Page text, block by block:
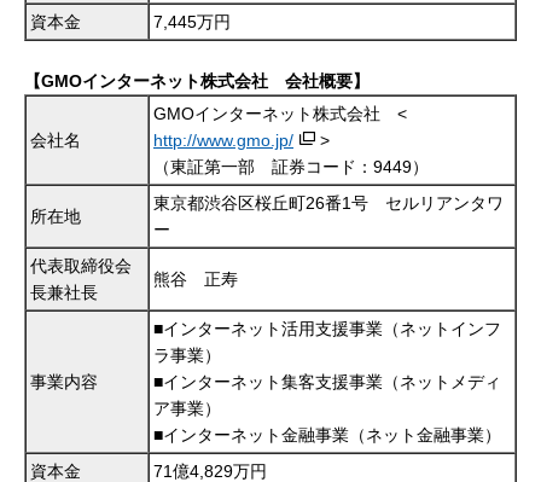
資本金
7,445万円
【GMOインターネット株式会社 会社概要】
会社名
GMOインターネット株式会社 <
http://www.gmo.jp/
>
（東証第一部 証券コード：9449）
所在地
東京都渋谷区桜丘町26番1号 セルリアンタワ
ー
代表取締役会
長兼社長
熊谷 正寿
事業内容
■インターネット活用支援事業（ネットインフ
ラ事業）
■インターネット集客支援事業（ネットメディ
ア事業）
■インターネット金融事業（ネット金融事業）
資本金
71億4,829万円